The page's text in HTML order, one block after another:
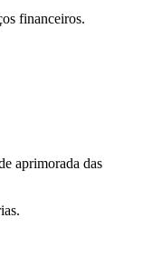
financeiros.
aprimorada das